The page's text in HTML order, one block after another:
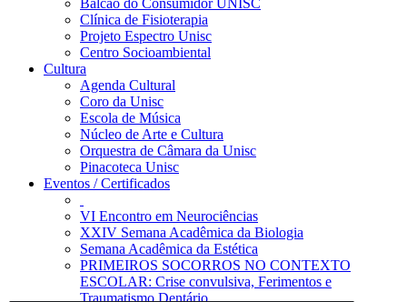
Clínica de Fisioterapia
Projeto Espectro Unisc
Centro Socioambiental
Cultura
Agenda Cultural
Coro da Unisc
Escola de Música
Núcleo de Arte e Cultura
Orquestra de Câmara da Unisc
Pinacoteca Unisc
Eventos / Certificados
VI Encontro em Neurociências
XXIV Semana Acadêmica da Biologia
Semana Acadêmica da Estética
PRIMEIROS SOCORROS NO CONTEXTO
ESCOLAR: Crise convulsiva, Ferimentos e
Traumatismo Dentário